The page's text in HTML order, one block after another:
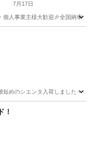
7月17日
個人事業主様大歓迎🎉全国納
短めのシエンタ入荷しました
離
！